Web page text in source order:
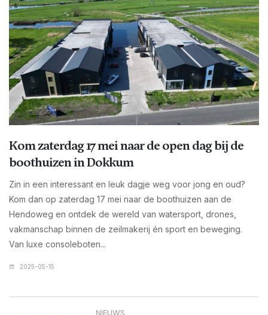
Kom zaterdag 17 mei naar de open dag bij de
boothuizen in Dokkum
Zin in een interessant en leuk dagje weg voor jong en oud?
Kom dan op zaterdag 17 mei naar de boothuizen aan de
Hendoweg en ontdek de wereld van watersport, drones,
vakmanschap binnen de zeilmakerij én sport en beweging.
Van luxe consoleboten...
2025-05-15
NIEUWS